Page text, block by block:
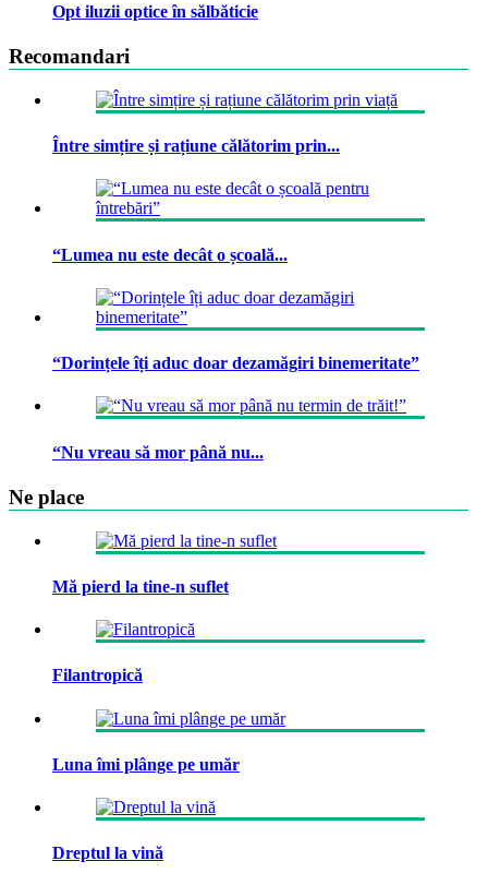
Opt iluzii optice în sălbăticie
Recomandari
Între simțire și rațiune călătorim prin...
“Lumea nu este decât o școală...
“Dorințele îți aduc doar dezamăgiri binemeritate”
“Nu vreau să mor până nu...
Ne place
Mă pierd la tine-n suflet
Filantropică
Luna îmi plânge pe umăr
Dreptul la vină